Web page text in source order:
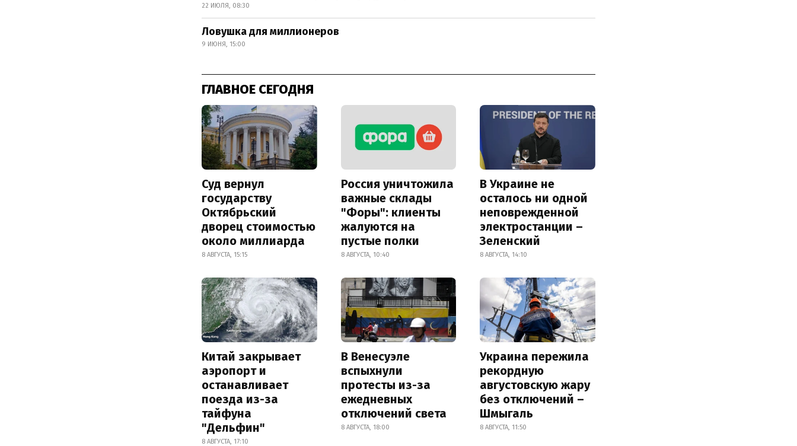
22 ИЮЛЯ, 08:30
Ловушка для миллионеров
9 ИЮНЯ, 15:00
ГЛАВНОЕ СЕГОДНЯ
Суд вернул
государству
Октябрьский
дворец стоимостью
около миллиарда
8 АВГУСТА, 15:15
Россия уничтожила
важные склады
"Форы": клиенты
жалуются на
пустые полки
8 АВГУСТА, 10:40
В Украине не
осталось ни одной
неповрежденной
электростанции –
Зеленский
8 АВГУСТА, 14:10
Китай закрывает
аэропорт и
останавливает
поезда из-за
тайфуна
"Дельфин"
8 АВГУСТА, 17:10
В Венесуэле
вспыхнули
протесты из-за
ежедневных
отключений света
8 АВГУСТА, 18:00
Украина пережила
рекордную
августовскую жару
без отключений –
Шмыгаль
8 АВГУСТА, 11:50